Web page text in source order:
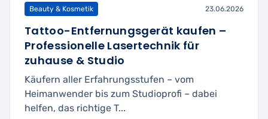
Beauty & Kosmetik 23.06.2026
Tattoo-Entfernungsgerät kaufen –
Professionelle Lasertechnik für
zuhause & Studio
Käufern aller Erfahrungsstufen – vom
Heimanwender bis zum Studioprofi – dabei
helfen, das richtige T...